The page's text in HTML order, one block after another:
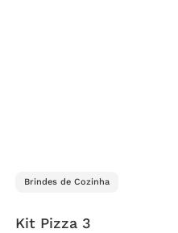
Brindes de Cozinha
Kit Pizza 3